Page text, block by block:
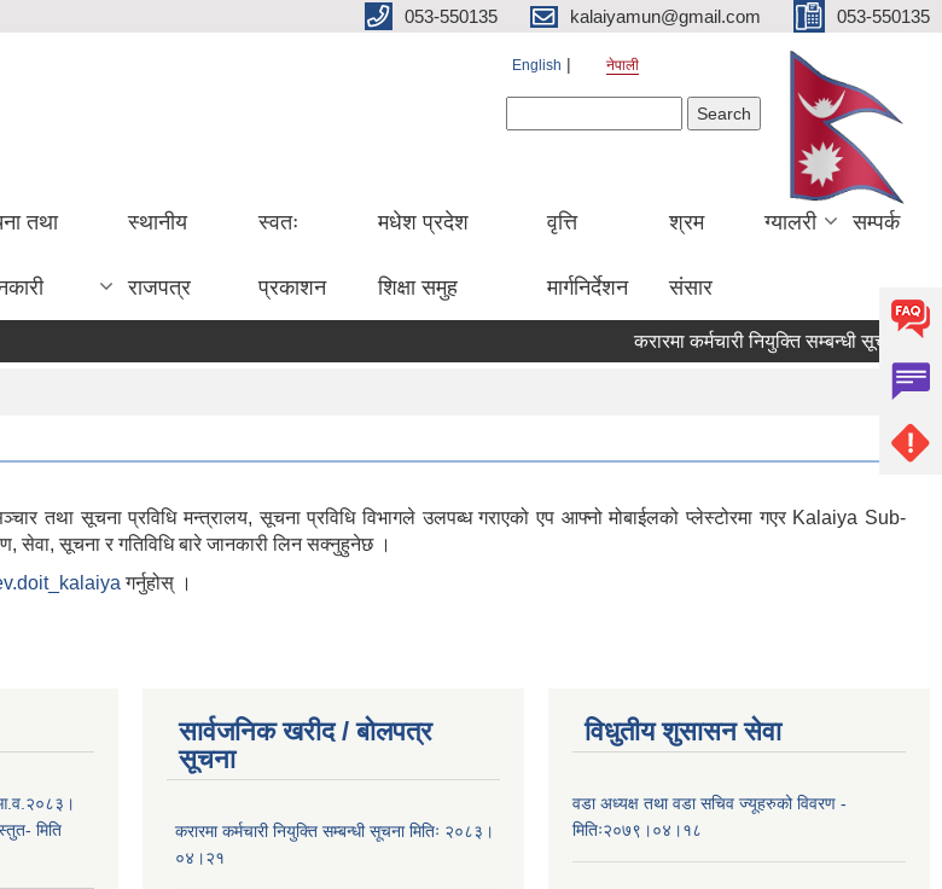
053-550135 kalaiyamun@gmail.com 053-550135
English नेपाली
तथा स्थानीय
राजपत्र
स्वतः
प्रकाशन
मधेश प्रदेश
शिक्षा समुह
वृत्ति
मार्गनिर्देशन
श्रम
संसार
ग्यालरी सम्पर्क
करारमा कर्मचारी नियुक्ति सम्बन्धी सूचना
तथा सूचना प्रविधि मन्त्रालय, सूचना प्रविधि विभागले उलपब्ध गराएको एप आफ्नो मोबाईलको प्लेस्टोरमा गएर Kalaiya Sub-
सेवा, सूचना र गतिविधि बारे जानकारी लिन सक्नुहुनेछ ।
गर्नुहोस् ।
मिति
सार्वजनिक खरीद / बोलपत्र
सूचना
करारमा कर्मचारी नियुक्ति सम्बन्धी सूचना मितिः २०८३।
०४।२१
विधुतीय शुसासन सेवा
वडा अध्यक्ष तथा वडा सचिव ज्यूहरुको विवरण -
मितिः२०७९।०४।१८